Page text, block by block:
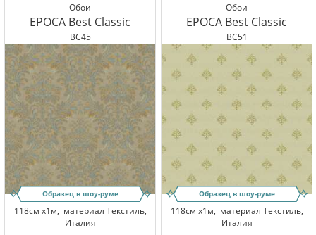
Обои
EPOCA Best Classic
BC45
Образец в шоу-руме
118см x1м, материал Текстиль,
Италия
Обои
EPOCA Best Classic
BC51
Образец в шоу-руме
118см x1м, материал Текстиль,
Италия